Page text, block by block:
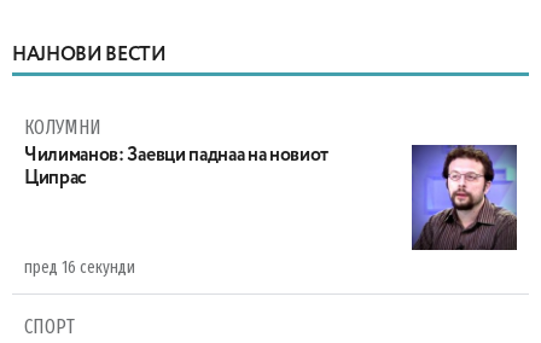
НАЈНОВИ ВЕСТИ
КОЛУМНИ
Чилиманов: Заевци паднаа на новиот
Ципрас
пред 16 секунди
СПОРТ